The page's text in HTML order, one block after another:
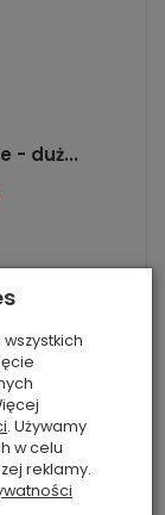
- duż...
się
. Używamy
w celu
reklamy.